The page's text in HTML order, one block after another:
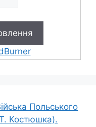
Польського
Т. Костюшка).